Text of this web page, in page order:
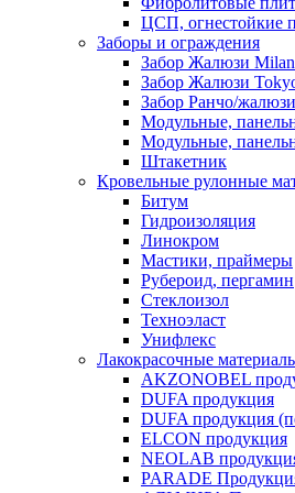
ЦСП, огнестойкие
Заборы и ограждения
Забор Жалюзи Milan
Забор Жалюзи
Забор Ранчо/
Модульные,
Модульные,
Штакетник
Кровельные рулонные
Битум
Гидроизоляция
Линокром
Мастики, праймеры
Рубероид, пергамин
Стеклоизол
Техноэласт
Унифлекс
Лакокрасочные
AKZONOBEL
DUFA продукция
DUFA продукция
ELCON продукция
NEOLAB
PARADE